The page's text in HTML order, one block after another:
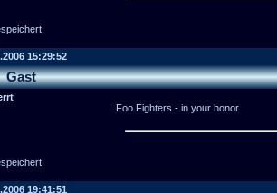
15:29:52
Gast
Foo Fighters - in your honor
19:41:51